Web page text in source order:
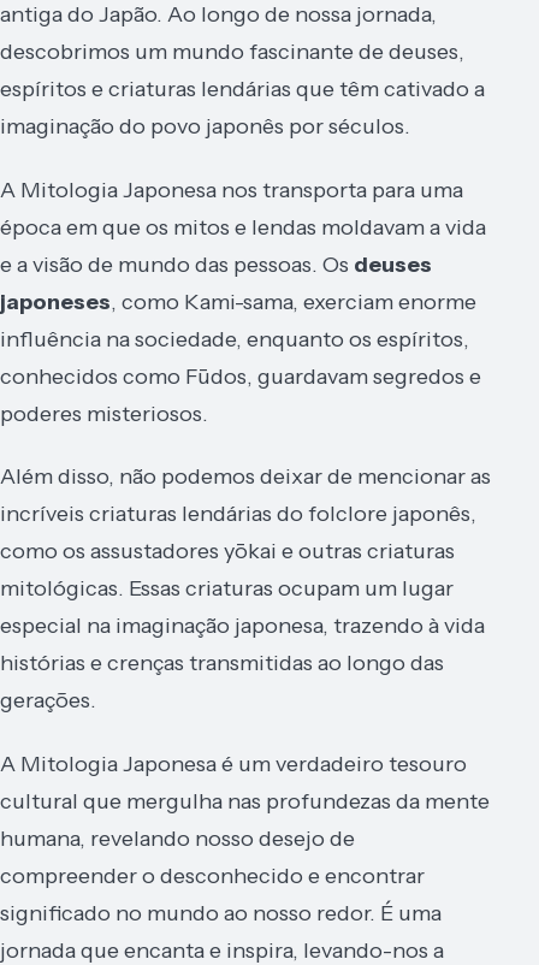
antiga do Japão. Ao longo de nossa jornada,
descobrimos um mundo fascinante de deuses,
espíritos e criaturas lendárias que têm cativado a
imaginação do povo japonês por séculos.
A Mitologia Japonesa nos transporta para uma
época em que os mitos e lendas moldavam a vida
e a visão de mundo das pessoas. Os deuses
japoneses, como Kami-sama, exerciam enorme
influência na sociedade, enquanto os espíritos,
conhecidos como Fūdos, guardavam segredos e
poderes misteriosos.
Além disso, não podemos deixar de mencionar as
incríveis criaturas lendárias do folclore japonês,
como os assustadores yōkai e outras criaturas
mitológicas. Essas criaturas ocupam um lugar
especial na imaginação japonesa, trazendo à vida
histórias e crenças transmitidas ao longo das
gerações.
A Mitologia Japonesa é um verdadeiro tesouro
cultural que mergulha nas profundezas da mente
humana, revelando nosso desejo de
compreender o desconhecido e encontrar
significado no mundo ao nosso redor. É uma
jornada que encanta e inspira, levando-nos a